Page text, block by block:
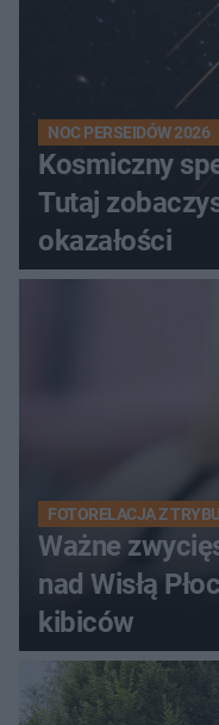
NOC PERSEIDÓW 2026
Kosmiczny
Tutaj
okazałości
FOTORELACJA Z
Ważne
nad Wisłą
kibiców